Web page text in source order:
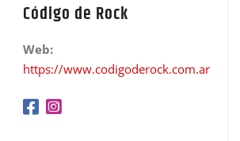
Código de Rock
Web:
https://www.codigoderock.com.ar